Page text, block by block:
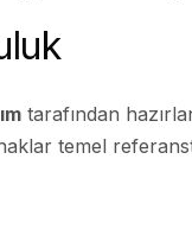
tarafından
temel